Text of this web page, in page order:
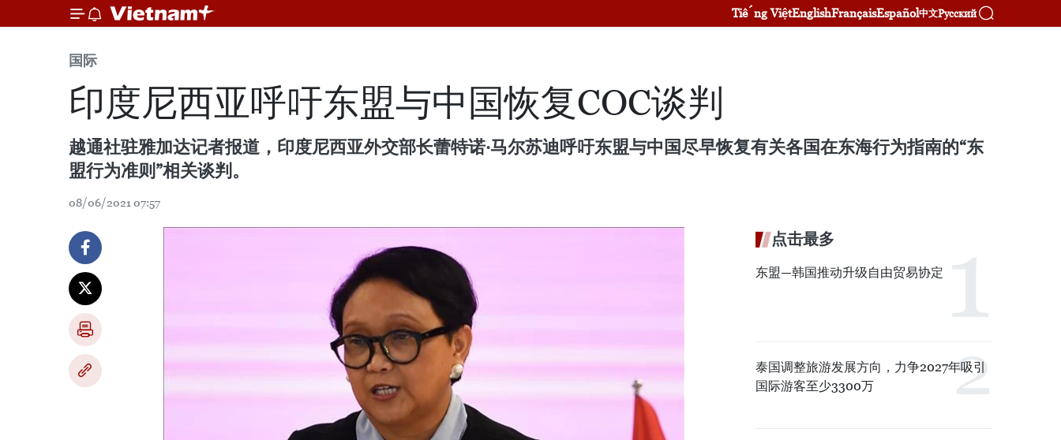
Tiếng ViệtEnglishFrançaisEspañol中文Русский
国际
印度尼西亚呼吁东盟与中国恢复COC谈判
越通社驻雅加达记者报道，印度尼西亚外交部长蕾特诺·马尔苏迪呼吁东盟与中国尽早恢复有关各国在东海行为指南的“东
盟行为准则”相关谈判。
08/06/2021 07:57
点击最多
东盟—韩国推动升级自由贸易协定
泰国调整旅游发展方向，力争2027年吸引
国际游客至少3300万